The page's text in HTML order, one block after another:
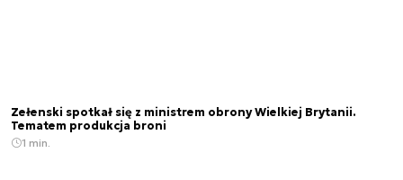
Zełenski spotkał się z ministrem obrony Wielkiej Brytanii.
Tematem produkcja broni
1 min.